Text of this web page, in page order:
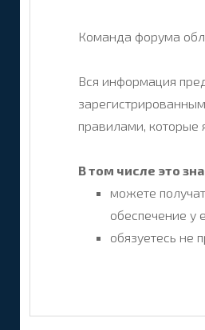
Команда форума
Вся информация
правилами, которые
В том числе это
можете
обеспечение у
обязуетесь не